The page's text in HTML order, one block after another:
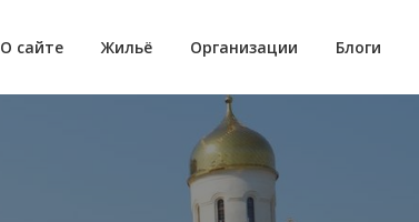
О сайте Жильё Организации Блоги